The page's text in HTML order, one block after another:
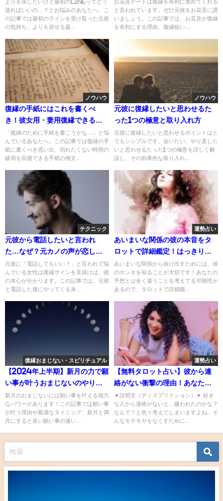
よりを戻したいけど最初のlineってどう
送ればいいの…？とお悩みのあなたへ。こ
の記事では最初のラインを受け取った元彼
の気持ち、よりを戻せる最...
介！
お花見デートは復縁を有利に進めてくれる
と言われています。ぜひ元彼をお花見に誘
いましょう。この記事では、お花見が復縁
を有利にする理由、復縁狙い...
ノウハウ
復縁の手紙にはこれを書くべ
き！彼女用・妻用復縁できる手
紙の例文＆彼氏を感動させて破
局を回避できる別れの手紙
「復縁のために手紙を書こうかな…」と悩
んでいるあなたへ。この記事では復縁の手
紙に書くべき思い出、別れたくない時用の
破局を回避できる手紙の例文...
ノウハウ
元彼に復縁したいと思わせるた
った1つの極意と取り入れ方
元彼に復縁したいと思わせるポイントはと
てもシンプルです。会いたい、やり直した
いと思わせるたった1つの極意を詳しく解
説し、その効果的な取り入れ...
テクニック
元彼から電話したいと言われ
た…なぜ？元カノの声が恋しく
なる男性心理＆復縁サインの見
極め方！
元彼に「電話してもいい？」と言われて悩
んでいる女性は復縁サインを見抜けば、彼
の本心が分かります。この記事では、元彼
と電話した後にやってくる未...
運勢占い
あいまいな関係の彼の本音をタ
ロットで詳細鑑定！はっきりさ
せたいあなたの為に無料で占い
ます
あいまいな関係から抜け出すためには、彼
のホンネを知ることが大切です！あなたの
予想とは全く違うことを考えてる可能性が
あるので、タロットで詳細鑑...
復縁おまじない・スピリチュアル
【2024年上半期】新月の力で願
い事が叶うおまじないのやり方
と強力パワーを引き出すコツ
新月のおまじないには願い事を叶える強力
なパワーがあります！この記事では願い事
が叶う理由や最適なタイミング、新月と満
月にすると良い願い事の違い...
運勢占い
【無料タロット占い】彼から連
絡がない衝撃の理由！あなたに
言えない本音を占います
▼説明文（ディスプリクション）▼ 好き
な人から連絡がないと…嫌われたのかな？
なんで？と色々考えてしまいますよね。そ
んなモヤモヤをなくすために...